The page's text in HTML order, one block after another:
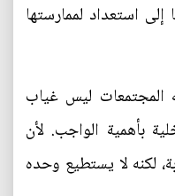
استعداد لممارستها
ليس غياب
بأهمية الواجب. لأن
لكنه لا يستطيع وحده